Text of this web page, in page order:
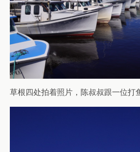
草根四处拍着照片，陈叔叔跟一位打